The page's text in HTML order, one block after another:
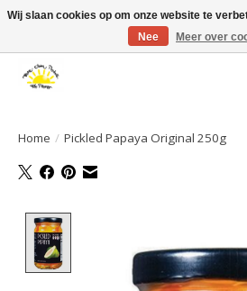
Large selection of products and fast shipping!
Home / Pickled Papaya Original 250g
Wij slaan cookies op om onze website te
Nee
Meer over